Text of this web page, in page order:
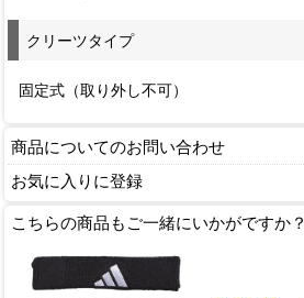
クリーツタイプ
固定式（取り外し不可）
商品についてのお問い合わせ
お気に入りに登録
こちらの商品もご一緒にいかがですか？